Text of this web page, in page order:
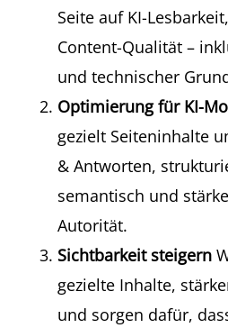
Seite auf KI-
Content-Qualität –
und technischer
Optimierung für KI-
gezielt Seiteninhalte
& Antworten,
semantisch und
Autorität.
Sichtbarkeit steigern
gezielte Inhalte,
und sorgen dafür,